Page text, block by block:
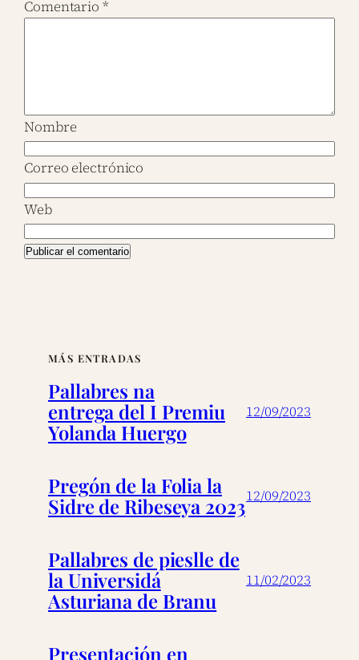
Comentario *
Nombre
Correo electrónico
Web
MÁS ENTRADAS
Pallabres na
entrega del I Premiu
Yolanda Huergo
12/09/2023
Pregón de la Folia la
Sidre de Ribeseya 202312/09/2023
Pallabres de pieslle de
la Universidá
Asturiana de Branu
11/02/2023
Presentación en